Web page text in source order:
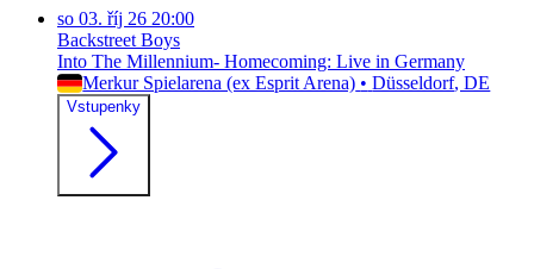
so 03. říj 26 20:00
Backstreet Boys
Into The Millennium- Homecoming: Live in Germany
Merkur Spielarena (ex Esprit Arena) • Düsseldorf, DE
Vstupenky